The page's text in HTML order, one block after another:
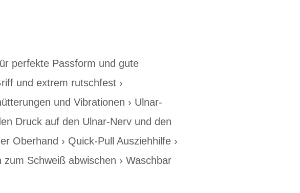
perfekte Passform und gute
und extrem rutschfest ›
und Vibrationen › Ulnar-
Druck auf den Ulnar-Nerv und den
Oberhand › Quick-Pull Ausziehhilfe ›
Schweiß abwischen › Waschbar